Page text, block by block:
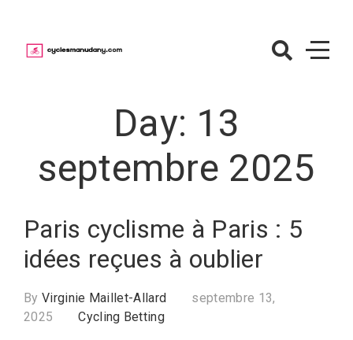
content
cyclisme
Day: 13
septembre 2025
Paris cyclisme à Paris : 5
idées reçues à oublier
By Virginie Maillet-Allard
septembre 13,
2025
Cycling Betting